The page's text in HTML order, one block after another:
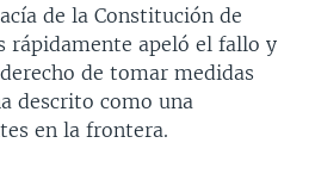
de la Constitución de
rápidamente apeló el fallo y
de tomar medidas
descrito como una
en la frontera.